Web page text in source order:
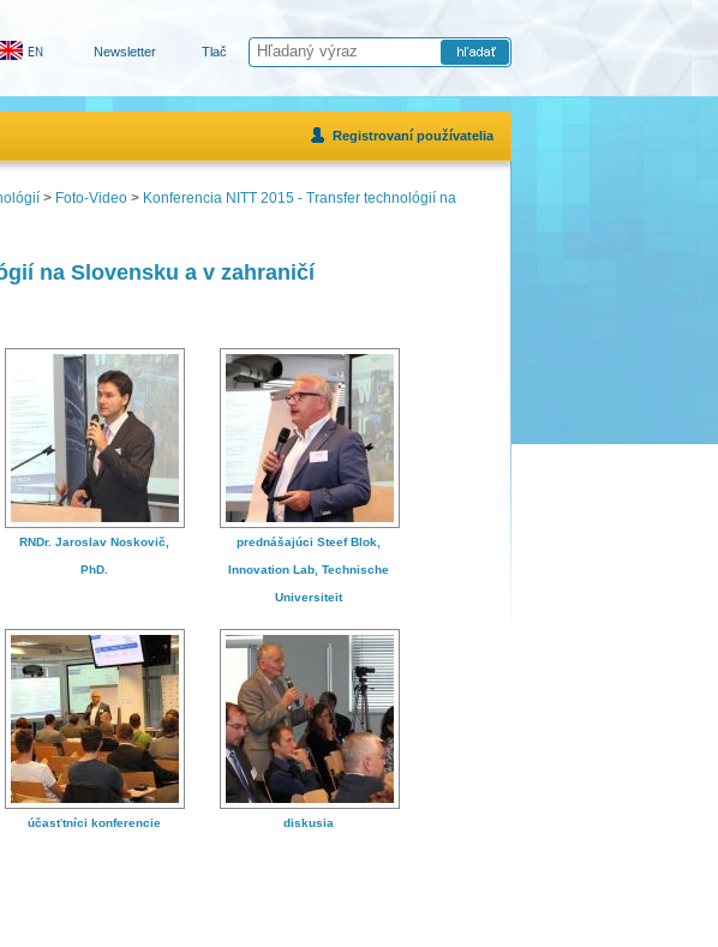
Newsletter Tlač
Registrovaní používatelia
> Foto-Video > Konferencia NITT 2015 - Transfer technológií na
na Slovensku a v zahraničí
RNDr. Jaroslav Noskovič,
PhD.
prednášajúci Steef Blok,
Innovation Lab, Technische
Universiteit
účasťtníci konferencie diskusia